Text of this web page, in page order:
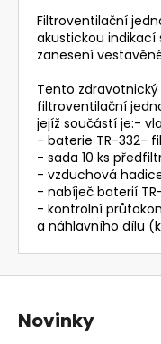
Filtroventilační
akustickou
zanesení
Tento
filtroventilační
jejíž součástí je:-
- baterie TR-332-
- sada 10 ks
- vzduchová
- nabíječ baterií
- kontrolní
a náhlavního dílu
Z
Novinky